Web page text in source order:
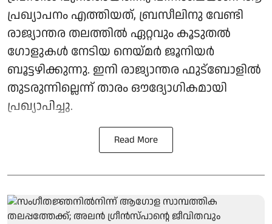
പ്രഖ്യാപനം എത്തിയത്, ബ്രസീലിനു വേണ്ടി
രാജ്യാന്തര തലത്തിൽ ഏറ്റവും കൂടുതൽ
ഗോളുകൾ നേടിയ നെയ്മർ ജൂനിയർ
ബൂട്ടഴിക്കുന്നു. ഇനി രാജ്യാന്തര ഫുട്‌ബോളിൽ
തുടരുന്നില്ലെന്ന് താരം ഔദ്യോഗികമായി
പ്രഖ്യാപിച്ചു.
Read More